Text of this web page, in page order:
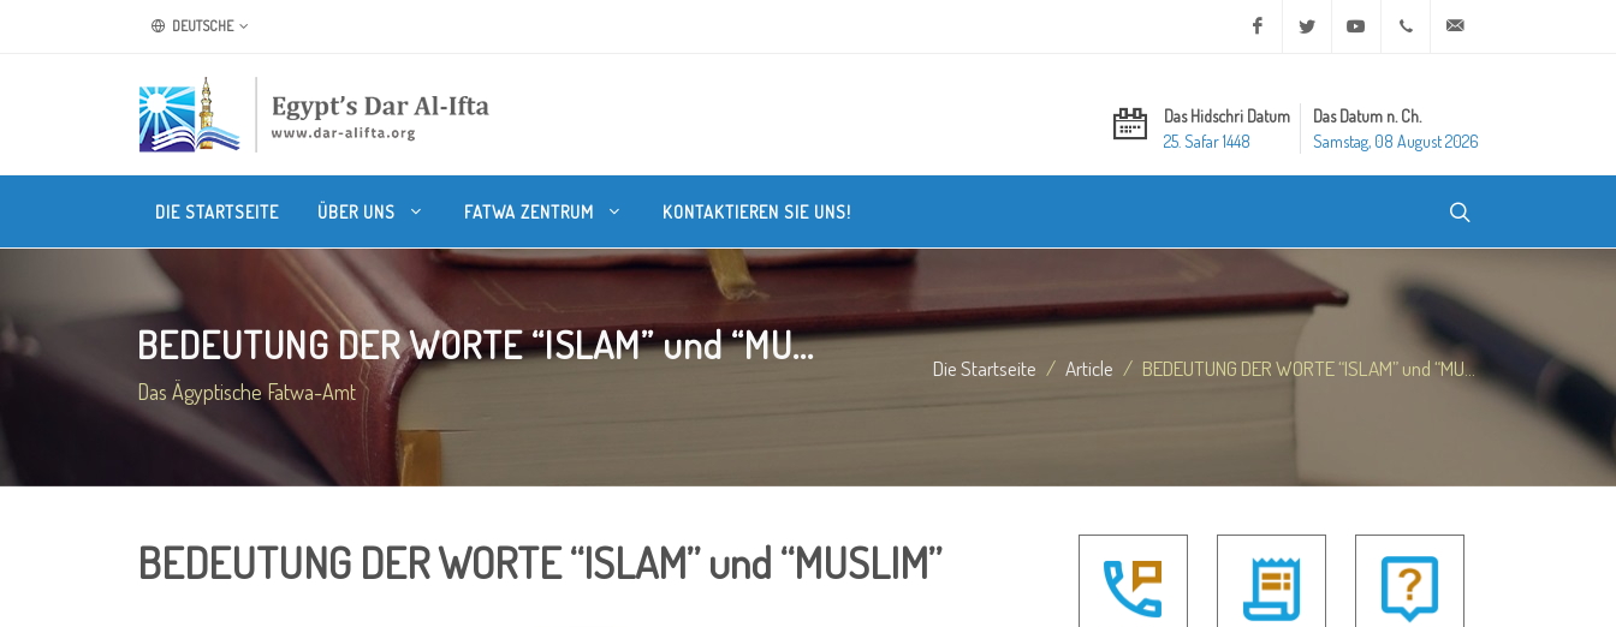
DEUTSCHE Facebook Twitter Youtube +20 2 25970400
Das Hidschri Datum
25. Safar 1448
Das Datum n. Ch.
Samstag, 08 August 2026
DIE STARTSEITE ÜBER UNS FATWA ZENTRUM KONTAKTIEREN SIE UNS!
BEDEUTUNG DER WORTE “ISLAM” und “MU...
Das Ägyptische Fatwa-Amt
Die Startseite Article BEDEUTUNG DER WORTE “ISLAM” und “MU...
BEDEUTUNG DER WORTE “ISLAM” und “MUSLIM”